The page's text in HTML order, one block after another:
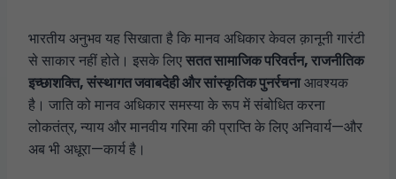
भारतीय अनुभव यह सिखाता है कि मानव अधिकार केवल क़ानूनी गारंटी
से साकार नहीं होते। इसके लिएसतत सामाजिक परिवर्तन, राजनीतिक
इच्छाशक्ति, संस्थागत जवाबदेही और सांस्कृतिक पुनर्रचनाआवश्यक
है। जाति को मानव अधिकार समस्या के रूप में संबोधित करना
लोकतंत्र, न्याय और मानवीय गरिमा की प्राप्ति के लिए अनिवार्य—और
अब भी अधूरा—कार्य है।